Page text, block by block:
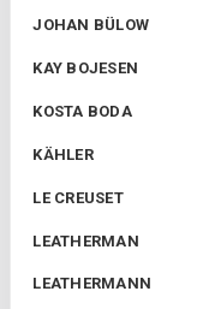
JOHAN BÜLOW
KAY BOJESEN
KOSTA BODA
KÄHLER
LE CREUSET
LEATHERMAN
LEATHERMANN